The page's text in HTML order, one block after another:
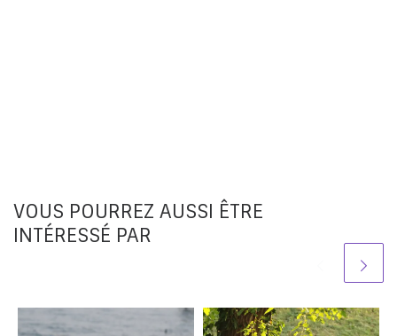
VOUS POURREZ AUSSI ÊTRE
INTÉRESSÉ PAR